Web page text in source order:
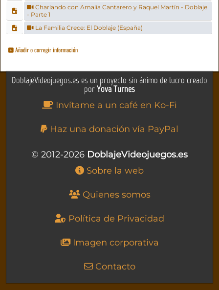
Charlando con Amalia Cantarero y Raquel Martín - Doblaje
- Parte 1
La Familia Crece: El Doblaje (España)
Añadir o corregir información
DoblajeVideojuegos.es es un proyecto sin ánimo de lucro creado
porYova Turnes
Invítame a un café en Ko-Fi
Haz una donación vía PayPal
© 2012-2026 DoblajeVideojuegos.es
Sobre la web
Quienes somos
Política de Privacidad
Imagen corporativa
Contacto